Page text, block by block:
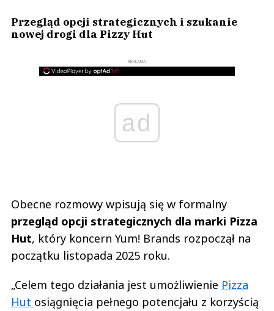
Przegląd opcji strategicznych i szukanie
nowej drogi dla Pizzy Hut
REKLAMA
ad
Obecne rozmowy wpisują się w formalny
przegląd opcji strategicznych dla marki Pizza
Hut, który koncern Yum! Brands rozpoczął na
początku listopada 2025 roku.
„Celem tego działania jest umożliwienie Pizza
Hut osiągnięcia pełnego potencjału z korzyścią